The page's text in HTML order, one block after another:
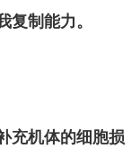
复制能力。
充机体的细胞损